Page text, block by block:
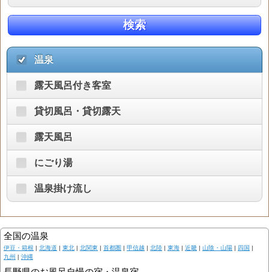
検索
温泉
露天風呂付き客室
貸切風呂・貸切露天
露天風呂
にごり湯
温泉掛け流し
全国の温泉
伊豆・箱根 | 北海道 | 東北 | 北関東 | 首都圏 | 甲信越 | 北陸 | 東海 | 近畿 | 山陰・山陽 | 四国 |
九州 | 沖縄